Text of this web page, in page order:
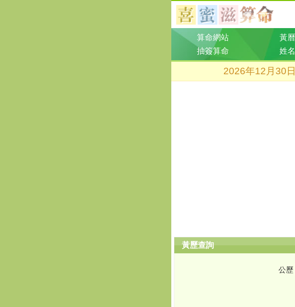
算命網站 黃
抽簽算命
姓
2026年12月30
黃歷查詢
公歷